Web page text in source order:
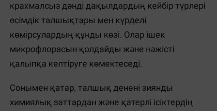
крахмалсыз дәнді дақылдардың кейбір түрлері
өсімдік талшықтары мен күрделі
көмірсулардың құнды көзі. Олар ішек
микрофлорасын қолдайды және нәжісті
қалыпқа келтіруге көмектеседі.
Сонымен қатар, талшық денені зиянды
химиялық заттардан және қатерлі ісіктердің